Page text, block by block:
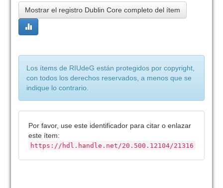
Mostrar el registro Dublin Core completo del ítem
Los ítems de RIUdeG están protegidos por copyright,
con todos los derechos reservados, a menos que se
indique lo contrario.
Por favor, use este identificador para citar o enlazar
este ítem:
https://hdl.handle.net/20.500.12104/21316